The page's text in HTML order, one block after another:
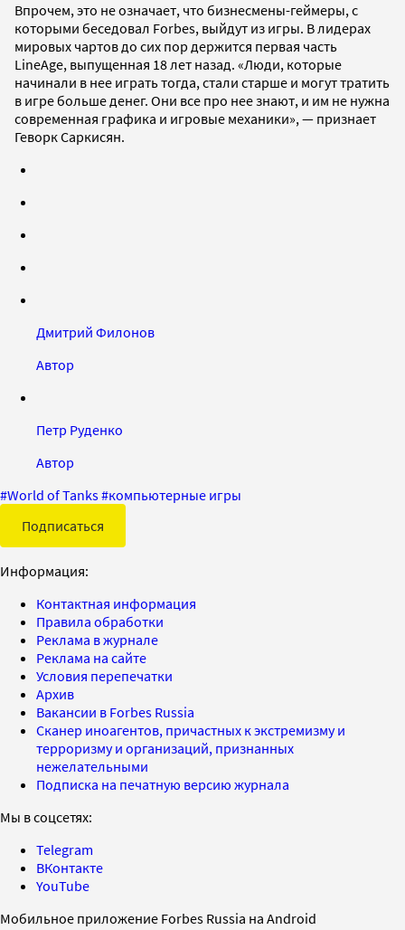
Впрочем, это не означает, что бизнесмены-геймеры, с
которыми беседовал Forbes, выйдут из игры. В лидерах
мировых чартов до сих пор держится первая часть
LineAge, выпущенная 18 лет назад. «Люди, которые
начинали в нее играть тогда, стали старше и могут тратить
в игре больше денег. Они все про нее знают, и им не нужна
современная графика и игровые механики», — признает
Геворк Саркисян.
Дмитрий Филонов
Автор
Петр Руденко
Автор
#World of Tanks#компьютерные игры
Подписаться
Информация:
Контактная информация
Правила обработки
Реклама в журнале
Реклама на сайте
Условия перепечатки
Архив
Вакансии в Forbes Russia
Сканер иноагентов, причастных к экстремизму и
терроризму и организаций, признанных
нежелательными
Подписка на печатную версию журнала
Мы в соцсетях:
Telegram
ВКонтакте
YouTube
Мобильное приложение Forbes Russia на Android